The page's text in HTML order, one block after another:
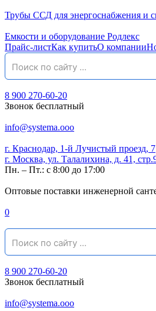
Трубы ССД для энергоснабжения и
Емкости и оборудование Родлекс
Прайс-листКак купитьО компании
8 900 270-60-20
Звонок бесплатный
info@systema.ooo
г. Краснодар, 1-й Лучистый проезд, 7
г. Москва, ул. Талалихина, д. 41,
Пн. – Пт.: с 8:00 до 17:00
Оптовые поставки инженерной
0
8 900 270-60-20
Звонок бесплатный
info@systema.ooo